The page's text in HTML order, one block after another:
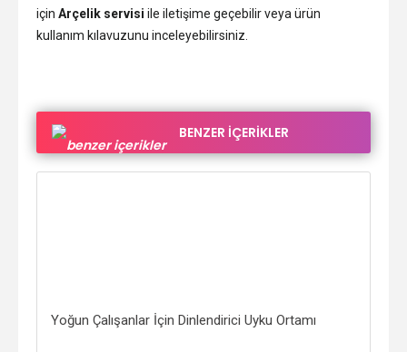
için Arçelik servisi ile iletişime geçebilir veya ürün
kullanım kılavuzunu inceleyebilirsiniz.
BENZER İÇERİKLER
Yoğun Çalışanlar İçin Dinlendirici Uyku Ortamı